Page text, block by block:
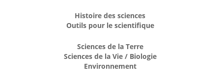
Histoire des sciences
Outils pour le scientifique
Sciences de la Terre
Sciences de la Vie / Biologie
Environnement